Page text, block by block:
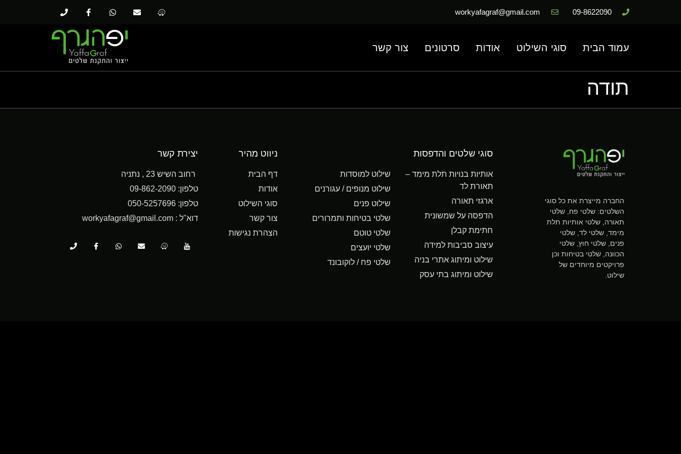
09-8622090
workyafagraf@gmail.com
עמוד הבית סוגי השילוט אודות סרטונים צור קשר
תודה
החברה מייצרת את כל סוגי
השלטים: שלטי פח, שלטי
תאורה, שלטי אותיות תלת
מימד, שלטי לד, שלטי
פנים, שלטי חוץ, שלטי
הכוונה, שלטי בטיחות וכן
פרויקטים מיוחדים של
שילוט.
סוגי שלטים והדפסות
אותיות בנויות תלת מימד –
תאורת לד
ארגזי תאורה
הדפסה על שמשונית
חתימת קבלן
עיצוב סביבות למידה
שילוט ומיתוג אתרי בניה
שילוט ומיתוג בתי עסק
שילוט למוסדות
שילוט מנופים / עגורנים
שילוט פנים
שלטי בטיחות ותמרורים
שלטי טוטם
שלטי יועצים
שלטי פח / לוקובונד
ניווט מהיר
דף הבית
אודות
סוגי השילוט
צור קשר
הצהרת נגישות
יצירת קשר
רחוב השיש 23 , נתניה
טלפון: 09-862-2090
טלפון: 050-5257696
דוא"ל : workyafagraf@gmail.com